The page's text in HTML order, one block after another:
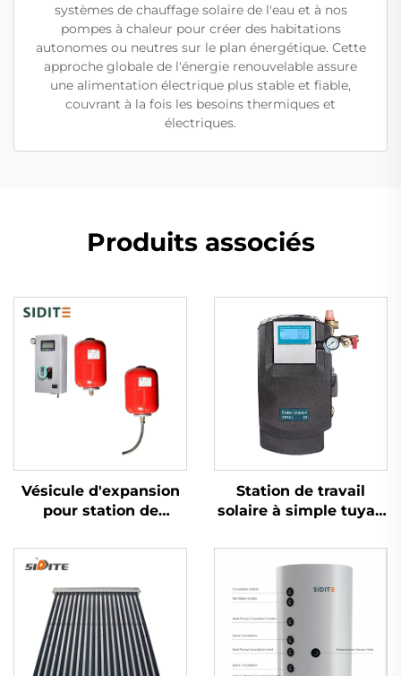
systèmes de chauffage solaire de l'eau et à nos
pompes à chaleur pour créer des habitations
autonomes ou neutres sur le plan énergétique. Cette
approche globale de l'énergie renouvelable assure
une alimentation électrique plus stable et fiable,
couvrant à la fois les besoins thermiques et
électriques.
Produits associés
Vésicule d'expansion
pour station de
extérieure, capacité
thermique 0.025
calculateur pour
systèmes à double
échangeur de chaleur,
plastique
Station de travail
solaire à simple tuyau
séparé sous pression